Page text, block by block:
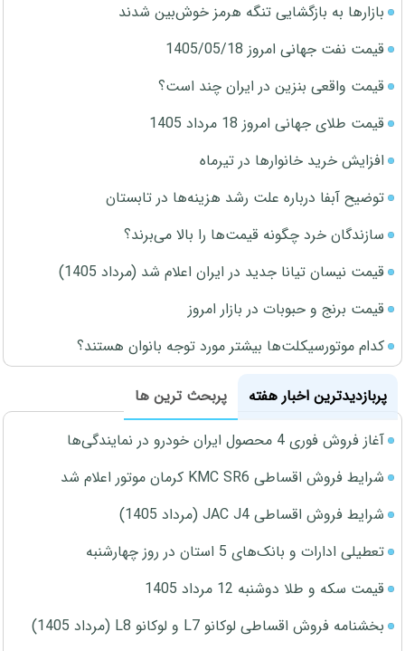
بازارها به بازگشایی تنگه هرمز خوش‌بین شدند
قیمت نفت جهانی امروز 1405/05/18
قیمت واقعی بنزین در ایران چند است؟
قیمت طلای جهانی امروز 18 مرداد 1405
افزایش خرید خانوارها در تیرماه
توضیح آبفا درباره علت رشد هزینه‌ها در تابستان
سازندگان خرد چگونه قیمت‌ها را بالا می‌برند؟
قیمت نیسان تیانا جدید در ایران اعلام شد (مرداد 1405)
قیمت برنج و حبوبات در بازار امروز
کدام موتورسیکلت‌ها بیشتر مورد توجه بانوان هستند؟
پربازدیدترین اخبار هفته
پربحث ترین ها
آغاز فروش فوری 4 محصول ایران خودرو در نمایندگی‌ها
شرایط فروش اقساطی KMC SR6 کرمان موتور اعلام شد
شرایط فروش اقساطی JAC J4 (مرداد 1405)
تعطیلی ادارات و بانک‌های 5 استان در روز چهارشنبه
قیمت سکه و طلا دوشنبه 12 مرداد 1405
بخشنامه فروش اقساطی لوکانو L7 و لوکانو L8 (مرداد 1405)